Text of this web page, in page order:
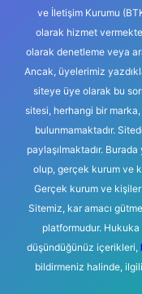
ve İletişim Kurumu
olarak hizmet
olarak denetleme veya
Ancak, üyelerimiz
siteye üye olarak bu
sitesi, herhangi bir
bulunmamaktadır.
paylaşılmaktadır.
olup, gerçek kurum ve
Gerçek kurum ve
Sitemiz, kar amacı
platformudur. Hukuka
düşündüğünüz içerikleri,
bildirmeniz halinde,